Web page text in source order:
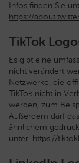
Infos finden Sie
https://
TikTok
Es gibt eine
nicht verändert
Netzwerke, die
TikTok nicht in
werden, zum
Außerdem darf
ähnlichem
unter: https://